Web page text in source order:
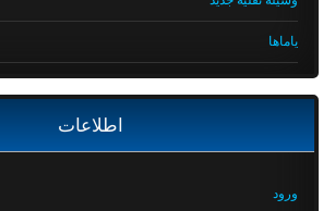
یاماها
اطلاعات
ورود